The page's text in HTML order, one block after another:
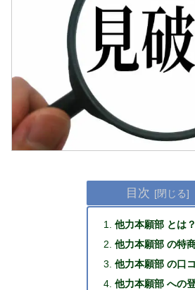
目次
他力本願部 とは？
他力本願部 の特
他力本願部 の口
他力本願部 への